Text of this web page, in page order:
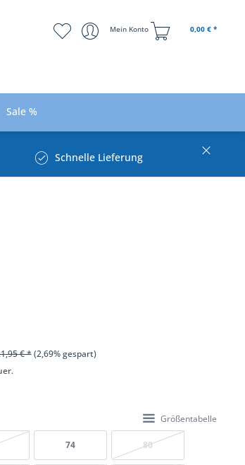
Mein Konto 0,00 € *
Sale %
Schnelle Lieferung
€ *(2,69% gespart)
Größentabelle
74 80